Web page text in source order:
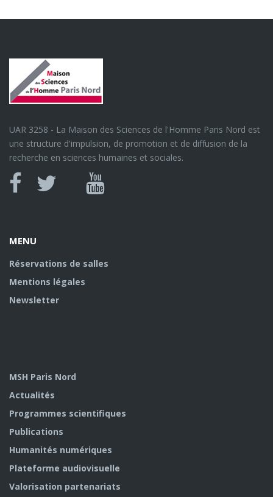
UAR 3258 - La Maison des Sciences de l'Homme Paris Nord est
une structure d'impulsion, de promotion et de diffusion de la
recherche en sciences humaines et sociales.
Canal
MENU
Réservations de salles
Mentions légales
Newsletter
MSH Paris Nord
Actualités
Programmes scientifiques
Publications
Humanités numériques
Plateforme audiovisuelle
Valorisation partenariats